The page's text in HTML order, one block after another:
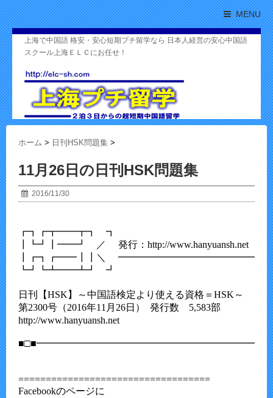
MENU
上海で中国語 格安・安心短期プチ留学なら 日本人経営の安心中国語
スクール上海ＥＬＣにお任せ！
ホーム > 日刊HSK問題集 >
11月26日の日刊HSK問題集
2016/11/30
┏┓┏┳━━┳┓　┓
┃┗┛┃━━┛　／     発行：http://www.hanyuansh.net
┃┏┓┏━━┃┃＼　
┗┛┗┻━━┻┛　┛
日刊【HSK】～中国語検定より使える資格＝HSK～
第2300号（2016年11月26日）  発行数　5,583部
http://www.hanyuansh.net
===================================
Facebookのページに